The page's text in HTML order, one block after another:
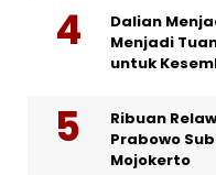
Dalian
Menjadi
untuk
Ribuan
Prabowo
Mojokerto